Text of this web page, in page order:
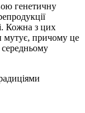
генетичну
Кожна з цих
мутує, причому це